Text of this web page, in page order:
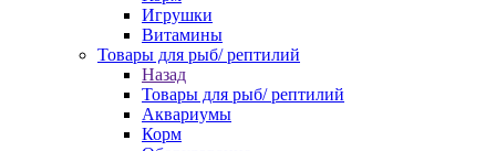
Игрушки
Витамины
Товары для рыб/ рептилий
Назад
Товары для рыб/ рептилий
Аквариумы
Корм